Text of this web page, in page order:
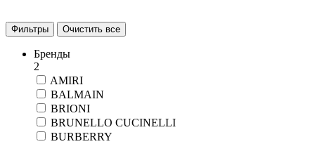
Фильтры Очистить все
Бренды
2
AMIRI
BALMAIN
BRIONI
BRUNELLO CUCINELLI
BURBERRY